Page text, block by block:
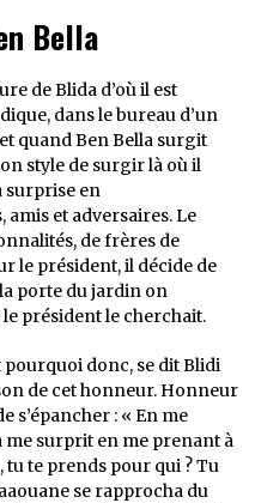
Bella
de Blida d’où il est
dans le bureau d’un
quand Ben Bella surgit
style de surgir là où il
surprise en
amis et adversaires. Le
de frères de
le président, il décide de
porte du jardin on
président le cherchait.
donc, se dit Blidi
de cet honneur. Honneur
s’épancher : « En me
me surprit en me prenant à
te prends pour qui ? Tu
se rapprocha du